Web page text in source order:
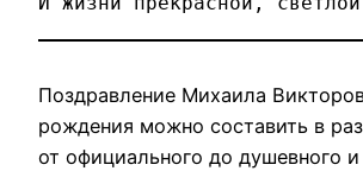
Поздравление Михаила
рождения можно составить в
от официального до душевного и